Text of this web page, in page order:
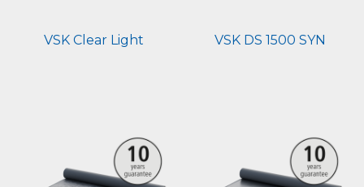
VSK Clear Light VSK DS 1500 SYN